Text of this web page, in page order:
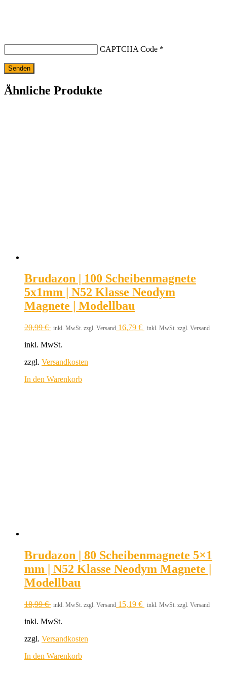
CAPTCHA Code *
Ähnliche Produkte
Brudazon | 100 Scheibenmagnete
5x1mm | N52 Klasse Neodym
Magnete | Modellbau
20,99€ inkl. MwSt. zzgl. Versand 16,79 € inkl. MwSt. zzgl. Versand
inkl. MwSt.
zzgl. Versandkosten
In den Warenkorb
Brudazon | 80 Scheibenmagnete 5×1
mm | N52 Klasse Neodym Magnete |
Modellbau
18,99€ inkl. MwSt. zzgl. Versand 15,19 € inkl. MwSt. zzgl. Versand
inkl. MwSt.
zzgl. Versandkosten
In den Warenkorb